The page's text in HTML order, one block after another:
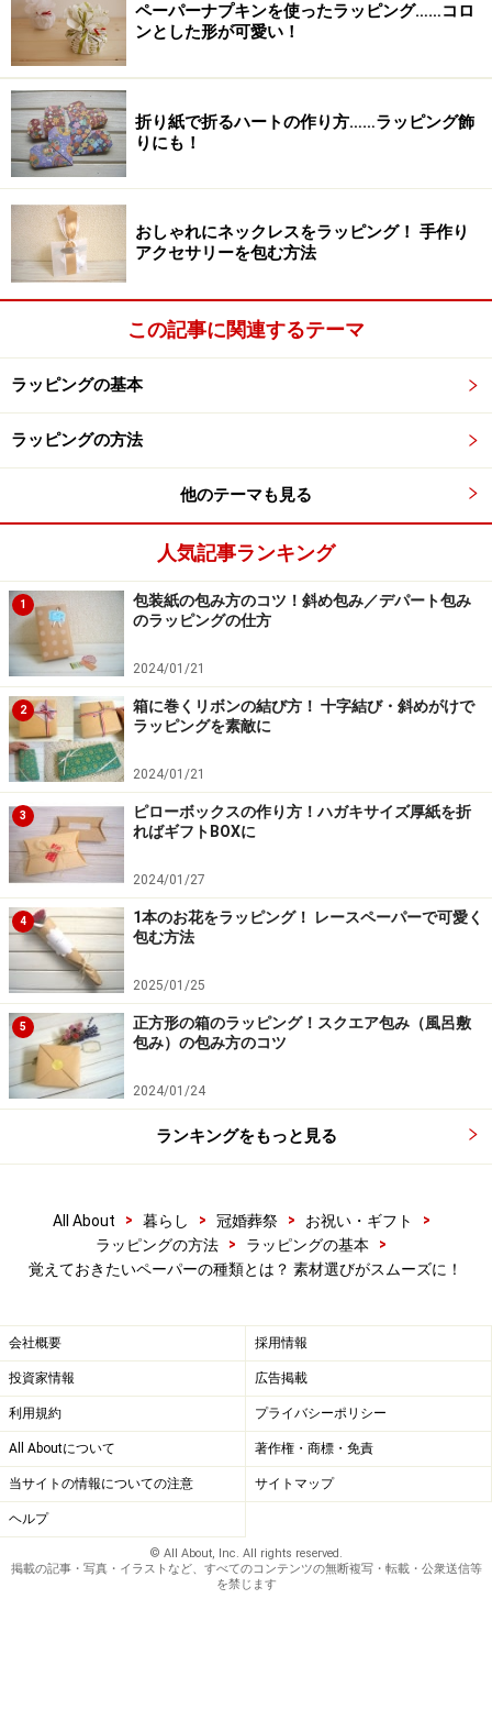
にアレンジ
※記事内容は執筆時点のものです。最新の内容をご確認くださ
ペーパーナプキンを使ったラッピング……コロ
ンとした形が可愛い！
折り紙で折るハートの作り方……ラッピング飾
りにも！
おしゃれにネックレスをラッピング！ 手作り
アクセサリーを包む方法
この記事に関連するテーマ
ラッピングの基本
ラッピングの方法
他のテーマも見る
人気記事ランキング
1
包装紙の包み方のコツ！斜め包み／デパート包み
のラッピングの仕方
2024/01/21
2
箱に巻くリボンの結び方！ 十字結び・斜めがけで
ラッピングを素敵に
2024/01/21
3
ピローボックスの作り方！ハガキサイズ厚紙を折
ればギフトBOXに
2024/01/27
4
1本のお花をラッピング！ レースペーパーで可愛く
包む方法
2025/01/25
5
正方形の箱のラッピング！スクエア包み（風呂敷
包み）の包み方のコツ
2024/01/24
ランキングをもっと見る
All About > 暮らし > 冠婚葬祭 > お祝い・ギフト
>
ラッピングの方法
> ラッピングの基本
>
覚えておきたいペーパーの種類とは？ 素材選びがスムーズに！
会社概要 採用情報
投資家情報 広告掲載
利用規約 プライバシーポリシー
All Aboutについて 著作権・商標・免責
当サイトの情報についての注意 サイトマップ
ヘルプ
© All About, Inc. All rights reserved.
掲載の記事・写真・イラストなど、すべてのコンテンツの無断複写・転載・公衆送信等
を禁じます